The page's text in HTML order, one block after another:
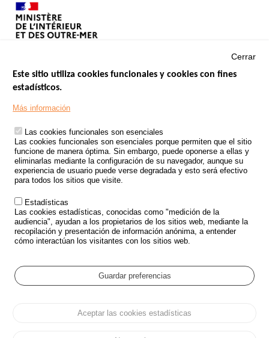
Footer
TRATAMIENTO DE DATOS PERSONALES PROCEDENTES DE
ACCIDENTES DE TRÁFICO
ESTUDIOS
CONVOCATORIA DE PROYECTOS DE ESTUDIOS
POLÍTICA DE SEGURIDAD VIAL
Outils
EVENTOS
GLOSARIO
Cookie settings
Protección de datos y CookiesAdministrar las cookies
Cerrar
Este sitio utiliza cookies funcionales y cookies con fines
estadísticos.
Más información
Las cookies funcionales son esenciales
Las cookies funcionales son esenciales porque permiten que el sitio
funcione de manera óptima. Sin embargo, puede oponerse a ellas y
eliminarlas mediante la configuración de su navegador, aunque su
experiencia de usuario puede verse degradada y esto será efectivo
para todos los sitios que visite.
Estadísticas
Las cookies estadísticas, conocidas como "medición de la
audiencia", ayudan a los propietarios de los sitios web, mediante la
recopilación y presentación de información anónima, a entender
cómo interactúan los visitantes con los sitios web.
Guardar preferencias
Aceptar las cookies estadísticas